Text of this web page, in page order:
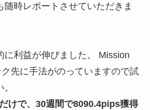
随時レポートさせていただきま
に利益が伸びました。 Mission
先に手法がのっていますので試
けで、30週間で8090.4pips獲得